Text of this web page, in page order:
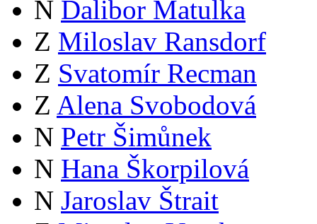
N Dalibor Matulka
Z Miloslav Ransdorf
Z Svatomír Recman
Z Alena Svobodová
N Petr Šimůnek
N Hana Škorpilová
N Jaroslav Štrait